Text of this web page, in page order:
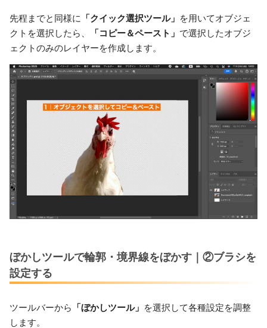
先程までと同様に 「クイック選択ツール」 を用いてオブジェ
クトを選択したら、
「コピー＆ペースト」 で選択したオブジ
ェクトのみのレイヤーを作成します。
ぼかしツールで輪郭・境界線をぼかす｜②ブラシを
設定する
ツールバーから 「ぼかしツール」 を選択して各種設定を調整
します。